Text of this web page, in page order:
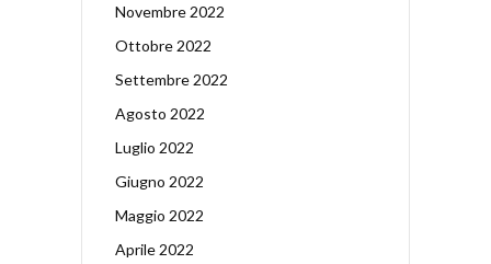
Novembre 2022
Ottobre 2022
Settembre 2022
Agosto 2022
Luglio 2022
Giugno 2022
Maggio 2022
Aprile 2022